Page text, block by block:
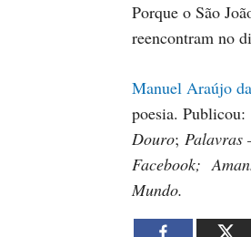
Porque o São
reencontram no
Manuel Araújo
poesia. Publicou:
Douro;Palavras
Facebook;
Mundo.